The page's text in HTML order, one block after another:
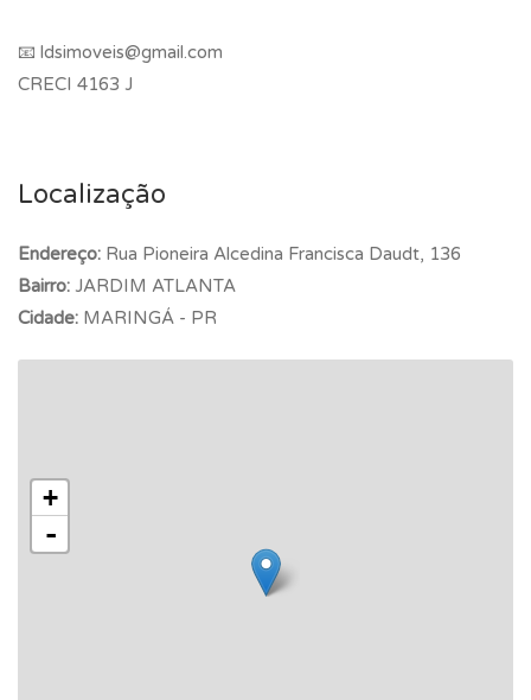
📧 ldsimoveis@gmail.com
CRECI 4163 J
Localização
Endereço: Rua Pioneira Alcedina Francisca Daudt, 136
Bairro: JARDIM ATLANTA
Cidade: MARINGÁ - PR
+
-